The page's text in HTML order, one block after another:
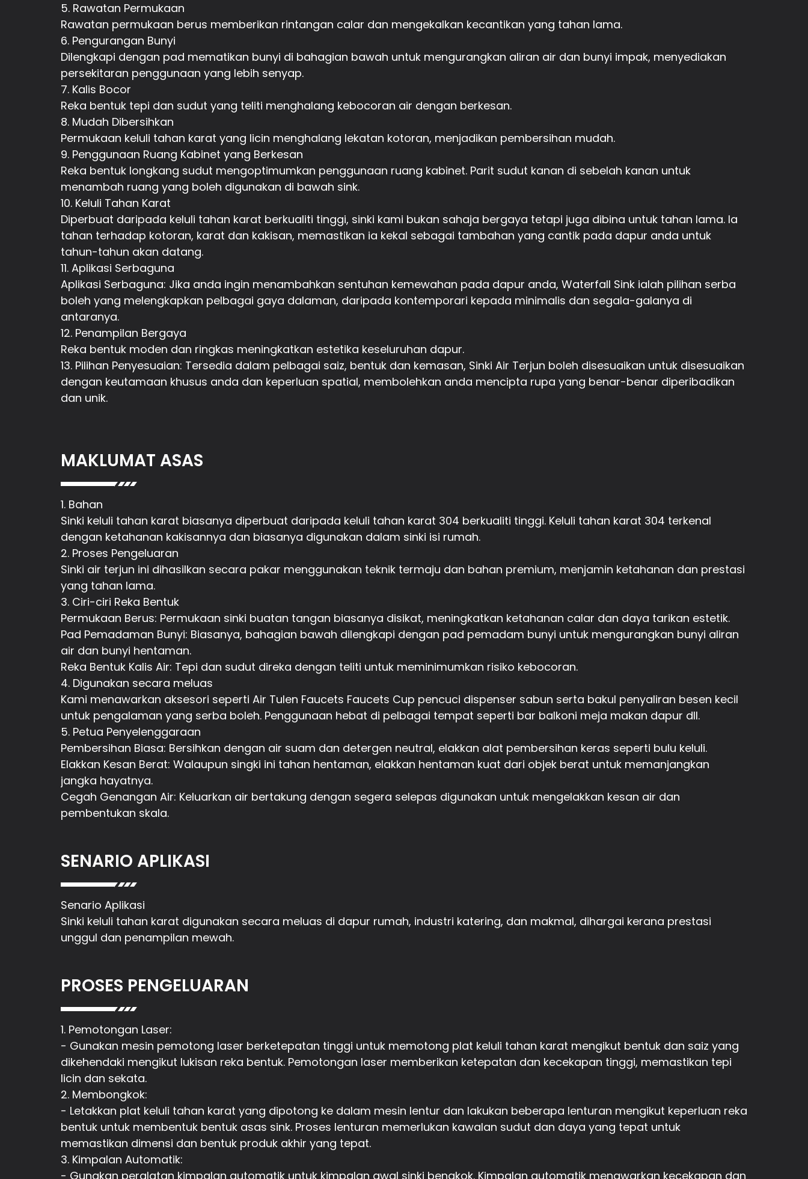
5. Rawatan Permukaan
Rawatan permukaan berus memberikan rintangan calar dan mengekalkan kecantikan yang tahan lama.
6. Pengurangan Bunyi
Dilengkapi dengan pad mematikan bunyi di bahagian bawah untuk mengurangkan aliran air dan bunyi impak, menyediakan
persekitaran penggunaan yang lebih senyap.
7. Kalis Bocor
Reka bentuk tepi dan sudut yang teliti menghalang kebocoran air dengan berkesan.
8. Mudah Dibersihkan
Permukaan keluli tahan karat yang licin menghalang lekatan kotoran, menjadikan pembersihan mudah.
9. Penggunaan Ruang Kabinet yang Berkesan
Reka bentuk longkang sudut mengoptimumkan penggunaan ruang kabinet. Parit sudut kanan di sebelah kanan untuk
menambah ruang yang boleh digunakan di bawah sink.
10. Keluli Tahan Karat
Diperbuat daripada keluli tahan karat berkualiti tinggi, sinki kami bukan sahaja bergaya tetapi juga dibina untuk tahan lama. Ia
tahan terhadap kotoran, karat dan kakisan, memastikan ia kekal sebagai tambahan yang cantik pada dapur anda untuk
tahun-tahun akan datang.
11. Aplikasi Serbaguna
Aplikasi Serbaguna: Jika anda ingin menambahkan sentuhan kemewahan pada dapur anda, Waterfall Sink ialah pilihan serba
boleh yang melengkapkan pelbagai gaya dalaman, daripada kontemporari kepada minimalis dan segala-galanya di
antaranya.
12. Penampilan Bergaya
Reka bentuk moden dan ringkas meningkatkan estetika keseluruhan dapur.
13. Pilihan Penyesuaian: Tersedia dalam pelbagai saiz, bentuk dan kemasan, Sinki Air Terjun boleh disesuaikan untuk disesuaikan
dengan keutamaan khusus anda dan keperluan spatial, membolehkan anda mencipta rupa yang benar-benar diperibadikan
dan unik.
MAKLUMAT ASAS
1. Bahan
Sinki keluli tahan karat biasanya diperbuat daripada keluli tahan karat 304 berkualiti tinggi. Keluli tahan karat 304 terkenal
dengan ketahanan kakisannya dan biasanya digunakan dalam sinki isi rumah.
2. Proses Pengeluaran
Sinki air terjun ini dihasilkan secara pakar menggunakan teknik termaju dan bahan premium, menjamin ketahanan dan prestasi
yang tahan lama.
3. Ciri-ciri Reka Bentuk
Permukaan Berus: Permukaan sinki buatan tangan biasanya disikat, meningkatkan ketahanan calar dan daya tarikan estetik.
Pad Pemadaman Bunyi: Biasanya, bahagian bawah dilengkapi dengan pad pemadam bunyi untuk mengurangkan bunyi aliran
air dan bunyi hentaman.
Reka Bentuk Kalis Air: Tepi dan sudut direka dengan teliti untuk meminimumkan risiko kebocoran.
4. Digunakan secara meluas
Kami menawarkan aksesori seperti Air Tulen Faucets Faucets Cup pencuci dispenser sabun serta bakul penyaliran besen kecil
untuk pengalaman yang serba boleh. Penggunaan hebat di pelbagai tempat seperti bar balkoni meja makan dapur dll.
5. Petua Penyelenggaraan
Pembersihan Biasa: Bersihkan dengan air suam dan detergen neutral, elakkan alat pembersihan keras seperti bulu keluli.
Elakkan Kesan Berat: Walaupun singki ini tahan hentaman, elakkan hentaman kuat dari objek berat untuk memanjangkan
jangka hayatnya.
Cegah Genangan Air: Keluarkan air bertakung dengan segera selepas digunakan untuk mengelakkan kesan air dan
pembentukan skala.
SENARIO APLIKASI
Senario Aplikasi
Sinki keluli tahan karat digunakan secara meluas di dapur rumah, industri katering, dan makmal, dihargai kerana prestasi
unggul dan penampilan mewah.
PROSES PENGELUARAN
1. Pemotongan Laser:
- Gunakan mesin pemotong laser berketepatan tinggi untuk memotong plat keluli tahan karat mengikut bentuk dan saiz yang
dikehendaki mengikut lukisan reka bentuk. Pemotongan laser memberikan ketepatan dan kecekapan tinggi, memastikan tepi
licin dan sekata.
2. Membongkok:
- Letakkan plat keluli tahan karat yang dipotong ke dalam mesin lentur dan lakukan beberapa lenturan mengikut keperluan reka
bentuk untuk membentuk bentuk asas sink. Proses lenturan memerlukan kawalan sudut dan daya yang tepat untuk
memastikan dimensi dan bentuk produk akhir yang tepat.
3. Kimpalan Automatik:
- Gunakan peralatan kimpalan automatik untuk kimpalan awal sinki bengkok. Kimpalan automatik menawarkan kecekapan dan